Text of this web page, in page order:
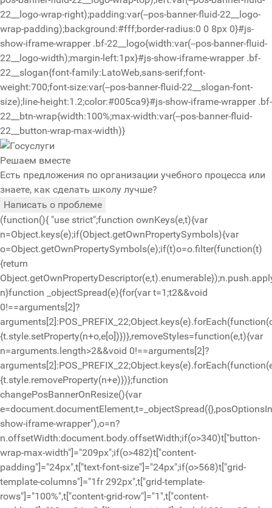
22__logo-wrap-right);padding:var(--pos-banner-fluid-22__logo-
wrap-padding);background:#fff;border-radius:0 0 8px 0}#js-
show-iframe-wrapper .bf-22__logo{width:var(--pos-banner-fluid-
22__logo-width);margin-left:1px}#js-show-iframe-wrapper .bf-
22__slogan{font-family:LatoWeb,sans-serif;font-
weight:700;font-size:var(--pos-banner-fluid-22__slogan-font-
size);line-height:1.2;color:#005ca9}#js-show-iframe-wrapper .bf-
22__btn-wrap{width:100%;max-width:var(--pos-banner-fluid-
22__button-wrap-max-width)}
Решаем вместе
Есть предложения по организации учебного процесса или
знаете, как сделать школу лучше?
Написать о проблеме
(function(){ "use strict";function ownKeys(e,t){var
n=Object.keys(e);if(Object.getOwnPropertySymbols){var
o=Object.getOwnPropertySymbols(e);if(t)o=o.filter(function(t)
{return
n}function _objectSpread(e){for(var t=1;t2&&void
0!==arguments[2]?
{t.style.setProperty(n+o,e[o])})},removeStyles=function(e,t){var
n=arguments.length>2&&void 0!==arguments[2]?
{t.style.removeProperty(n+e)})};function
changePosBannerOnResize(){var
show-iframe-wrapper"),o=n?
n.offsetWidth:document.body.offsetWidth;if(o>340)t["button-
wrap-max-width"]="209px";if(o>482)t["content-
padding"]="24px",t["text-font-size"]="24px";if(o>568)t["grid-
template-columns"]="1fr 292px",t["grid-template-
rows"]="100%",t["content-grid-row"]="1",t["content-